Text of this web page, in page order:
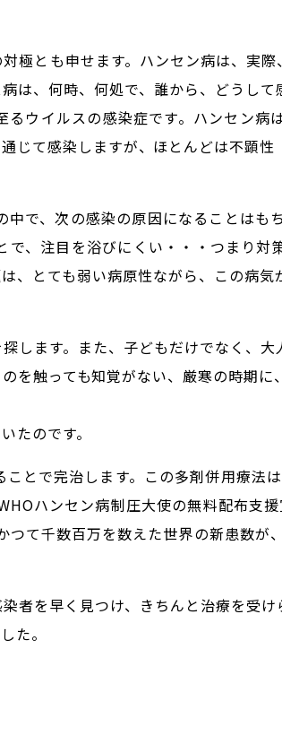
極とも申せます。ハンセン病は、実
は、何時、何処で、誰から、どうし
ウイルスの感染症です。ハンセン病
じて感染しますが、ほとんどは不顕
で、次の感染の原因になることはも
、注目を浴びにくい・・・つまり対
、とても弱い病原性ながら、この病
します。また、子どもだけでなく、
を触っても知覚がない、厳寒の時期
たのです。
とで完治します。この多剤併用療法
ハンセン病制圧大使の無料配布支
て千数百万を数えた世界の新患数が
者を早く見つけ、きちんと治療を受
た。